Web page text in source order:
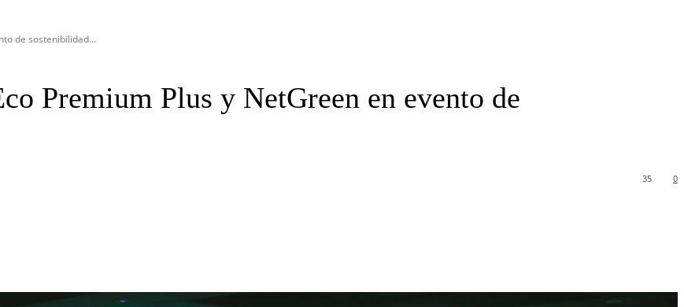
de sostenibilidad...
Premium Plus y NetGreen en evento de
0
35